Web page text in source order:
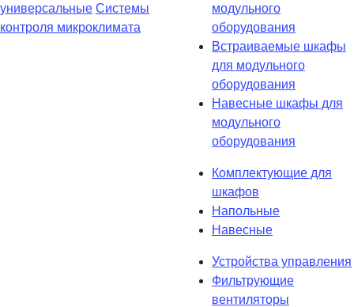
универсальные Системы
контроля микроклимата
модульного
оборудования
Встраиваемые шкафы
для модульного
оборудования
Навесные шкафы для
модульного
оборудования
Комплектующие для
шкафов
Напольные
Навесные
Устройства управления
Фильтрующие
вентиляторы